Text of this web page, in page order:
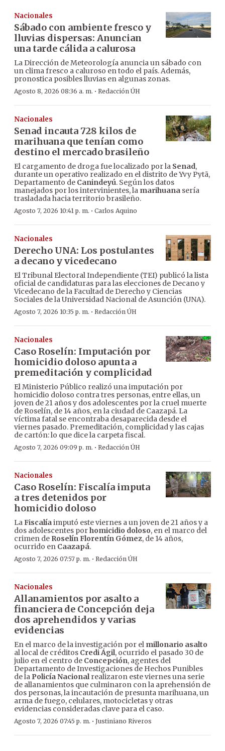
Nacionales
Sábado con ambiente fresco y
lluvias dispersas: Anuncian
una tarde cálida a calurosa
La Dirección de Meteorología anuncia un sábado con
un clima fresco a caluroso en todo el país. Además,
pronostica posibles lluvias en algunas zonas.
Agosto 8, 2026 08:36 a. m. · Redacción ÚH
Nacionales
Senad incauta 728 kilos de
marihuana que tenían como
destino el mercado brasileño
El cargamento de droga fue localizado por la Senad,
durante un operativo realizado en el distrito de Yvy Pytã,
Departamento de Canindeyú. Según los datos
manejados por los intervinientes, la marihuana sería
trasladada hacia territorio brasileño.
Agosto 7, 2026 10:41 p. m. · Carlos Aquino
Nacionales
Derecho UNA: Los postulantes
a decano y vicedecano
El Tribunal Electoral Independiente (TEI) publicó la lista
oficial de candidaturas para las elecciones de Decano y
Vicedecano de la Facultad de Derecho y Ciencias
Sociales de la Universidad Nacional de Asunción (UNA).
Agosto 7, 2026 10:35 p. m. · Redacción ÚH
Nacionales
Caso Roselín: Imputación por
homicidio doloso apunta a
premeditación y complicidad
El Ministerio Público realizó una imputación por
homicidio doloso contra tres personas, entre ellas, un
joven de 21 años y dos adolescentes por la cruel muerte
de Roselín, de 14 años, en la ciudad de Caazapá. La
víctima fatal se encontraba desaparecida desde el
viernes pasado. Premeditación, complicidad y las cajas
de cartón: lo que dice la carpeta fiscal.
Agosto 7, 2026 09:09 p. m. · Redacción ÚH
Nacionales
Caso Roselín: Fiscalía imputa
a tres detenidos por
homicidio doloso
LaFiscalíaimputó este viernes a un joven de 21 años y a
dos adolescentes porhomicidio doloso, en el marco del
crimen de Roselín Florentín Gómez, de 14 años,
ocurrido en Caazapá.
Agosto 7, 2026 07:57 p. m. · Redacción ÚH
Nacionales
Allanamientos por asalto a
financiera de Concepción deja
dos aprehendidos y varias
evidencias
En el marco de la investigación por el millonario asalto
al local de créditos Credi Ágil, ocurrido el pasado 30 de
julio en el centro de Concepción, agentes del
Departamento de Investigaciones de Hechos Punibles
de la Policía Nacionalrealizaron este viernes una serie
de allanamientos que culminaron con la aprehensión de
dos personas, la incautación de presunta marihuana, un
arma de fuego, celulares, motocicletas y otras
evidencias consideradas clave para el caso.
Agosto 7, 2026 07:45 p. m. · Justiniano Riveros